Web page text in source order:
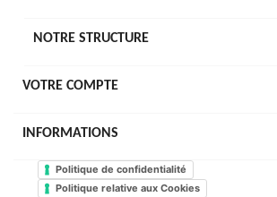
NOTRE STRUCTURE
VOTRE COMPTE
INFORMATIONS
Politique de confidentialité
Politique relative aux Cookies